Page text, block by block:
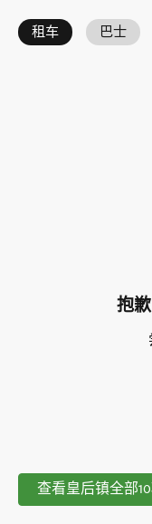
租车 巴士
抱
查看皇后镇全部